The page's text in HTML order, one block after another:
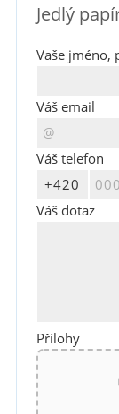
Jedlý
Vaše jméno,
Váš email
Váš telefon
Váš dotaz
Přílohy